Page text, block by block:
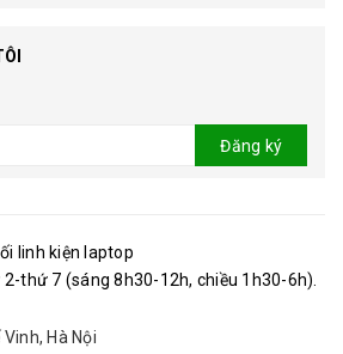
Đăng ký
linh kiện laptop
thứ 7 (sáng 8h30-12h, chiều 1h30-6h).
Hà Nội